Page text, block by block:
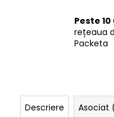
Peste
rețeaua
Packeta
Descriere Asociat